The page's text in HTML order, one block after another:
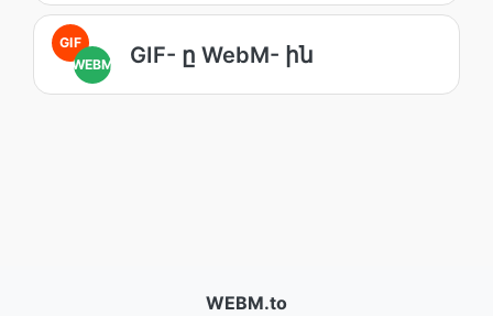
GIF
WEBM
GIF- ը WebM- ին
WEBM.to